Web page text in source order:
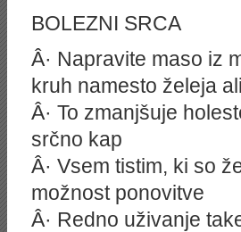
BOLEZNI SRCA
Â· Napravite maso iz
kruh namesto želeja
Â· To zmanjšuje
srčno kap
Â· Vsem tistim, ki so
možnost ponovitve
Â· Redno uživanje